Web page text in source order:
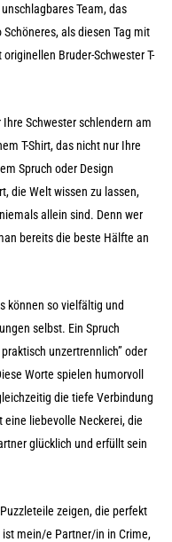
Team, das
als diesen Tag mit
Bruder-Schwester T-
Schwester schlendern am
T-Shirt, das nicht nur Ihre
Spruch oder Design
die Welt wissen zu lassen,
allein sind. Denn wer
bereits die beste Hälfte an
können so vielfältig und
selbst. Ein Spruch
unzertrennlich” oder
Worte spielen humorvoll
die tiefe Verbindung
eine liebevolle Neckerei, die
glücklich und erfüllt sein
zeigen, die perfekt
ist mein/e Partner/in in Crime,